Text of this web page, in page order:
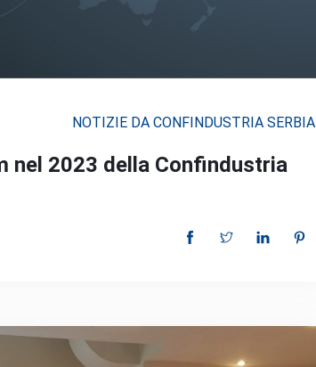
NOTIZIE DA CONFINDUSTRIA SERBIA
nel 2023 della Confindustria